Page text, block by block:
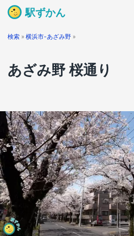
駅ずかん
検索 » 横浜市-あざみ野 »
あざみ野 桜通り